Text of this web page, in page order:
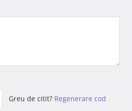
Greu de citit? Regenerare cod